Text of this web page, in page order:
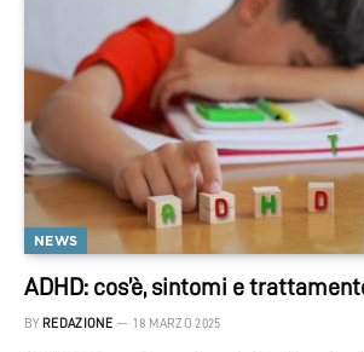
NEWS
ADHD: cos’è, sintomi e
BY REDAZIONE 18 MARZO 2025